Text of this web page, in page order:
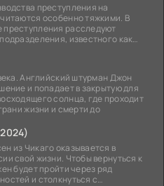
преступления на
особенно тяжкими. В
расследуют
известного как
Английский штурман Джон
и попадает в закрытую для
солнца, где проходит
жизни и смерти до
из Чикаго оказывается в
свой жизни. Чтобы вернуться к
будет пройти через ряд
и столкнуться с